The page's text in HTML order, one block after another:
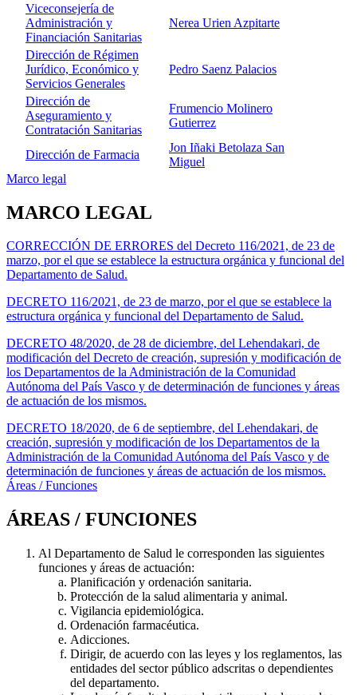
Viceconsejería de
Administración y
Financiación Sanitarias
Nerea Urien Azpitarte
Dirección de Régimen
Jurídico, Económico y
Servicios Generales
Pedro Saenz Palacios
Dirección de
Aseguramiento y
Contratación Sanitarias
Frumencio Molinero
Gutierrez
Dirección de Farmacia
Jon Iñaki Betolaza San
Miguel
Marco legal
MARCO LEGAL
CORRECCIÓN DE ERRORES del Decreto 116/2021, de 23 de
marzo, por el que se establece la estructura orgánica y funcional del
Departamento de Salud.
DECRETO 116/2021, de 23 de marzo, por el que se establece la
estructura orgánica y funcional del Departamento de Salud.
DECRETO 48/2020, de 28 de diciembre, del Lehendakari, de
modificación del Decreto de creación, supresión y modificación de
los Departamentos de la Administración de la Comunidad
Autónoma del País Vasco y de determinación de funciones y áreas
de actuación de los mismos.
DECRETO 18/2020, de 6 de septiembre, del Lehendakari, de
creación, supresión y modificación de los Departamentos de la
Administración de la Comunidad Autónoma del País Vasco y de
determinación de funciones y áreas de actuación de los mismos.
Áreas / Funciones
ÁREAS / FUNCIONES
Al Departamento de Salud le corresponden las siguientes
funciones y áreas de actuación:
Planificación y ordenación sanitaria.
Protección de la salud alimentaria y animal.
Vigilancia epidemiológica.
Ordenación farmacéutica.
Adicciones.
Dirigir, de acuerdo con las leyes y los reglamentos, las
entidades del sector público adscritas o dependientes
del departamento.